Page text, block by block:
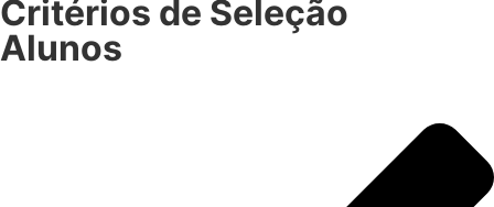
Critérios de Seleção
Alunos